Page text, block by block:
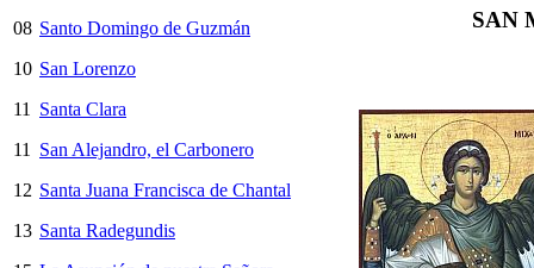
08 Santo Domingo de Guzmán
10 San Lorenzo
11
Santa Clara
11
San Alejandro, el Carbonero
12 Santa Juana Francisca de Chantal
13 Santa Radegundis
SAN